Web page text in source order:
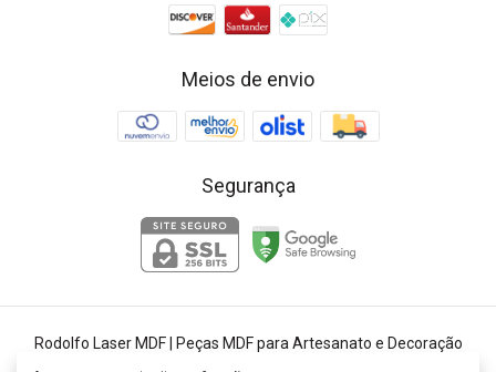
Meios de envio
Segurança
Rodolfo Laser MDF | Peças MDF para Artesanato e Decoração